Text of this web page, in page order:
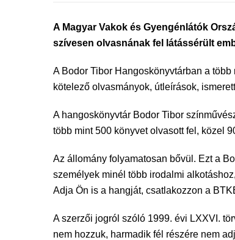
A Magyar Vakok és Gyengénlátók
szívesen olvasnának fel látássérült
A Bodor Tibor Hangoskönyvtárban a
kötelező olvasmányok, útleírások,
A hangoskönyvtár Bodor Tibor
több mint 500 könyvet olvasott fel, közel
Az állomány folyamatosan bővül. Ezt a
személyek minél több irodalmi
Adja Ön is a hangját, csatlakozzon a
A szerzői jogról szóló 1999. évi LXXVI.
nem hozzuk, harmadik fél részére nem